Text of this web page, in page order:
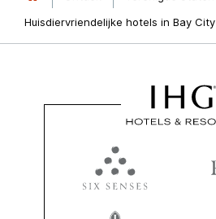
Huisdiervriendelijke hotels in Bay City